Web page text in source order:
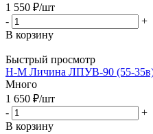
1 550 ₽/шт
-
+
В корзину
Быстрый просмотр
Н-М Личина ЛПУВ-90 (55-35в)
Много
1 650 ₽/шт
-
+
В корзину